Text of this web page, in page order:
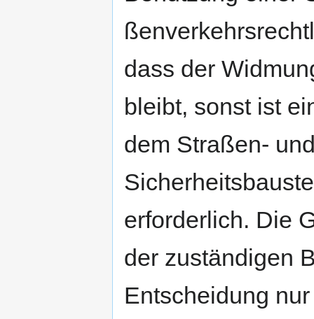
dass der
bleibt, sonst ist
dem Straßen-
erforderlich. Die
der zuständigen
Entscheidung